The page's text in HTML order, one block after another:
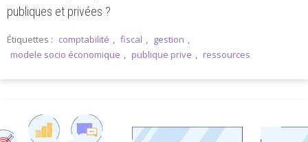
publiques et privées ?
Étiquettes : comptabilité , fiscal , gestion ,
modele socio économique , publique prive , ressources